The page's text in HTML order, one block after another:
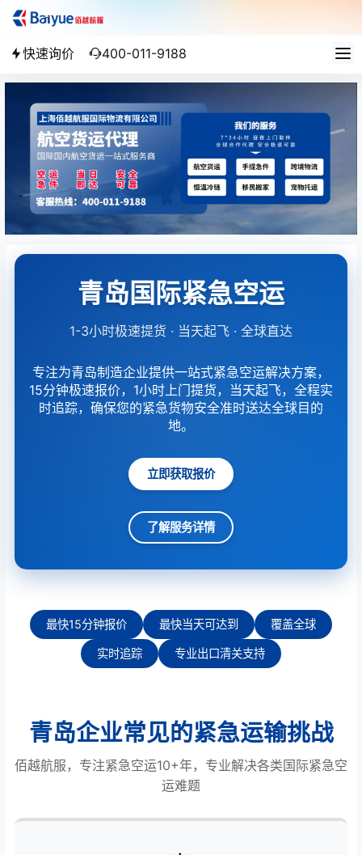
快速询价 400-011-9188
青岛国际紧急空运
1-3小时极速提货 · 当天起飞 · 全球直达
专注为青岛制造企业提供一站式紧急空运解决方案，
15分钟极速报价，1小时上门提货，当天起飞，全程实
时追踪，确保您的紧急货物安全准时送达全球目的
地。
立即获取报价
了解服务详情
最快15分钟报价 最快当天可达到 覆盖全球
实时追踪 专业出口清关支持
青岛企业常见的紧急运输挑战
佰越航服，专注紧急空运10+年，专业解决各类国际紧急空
运难题